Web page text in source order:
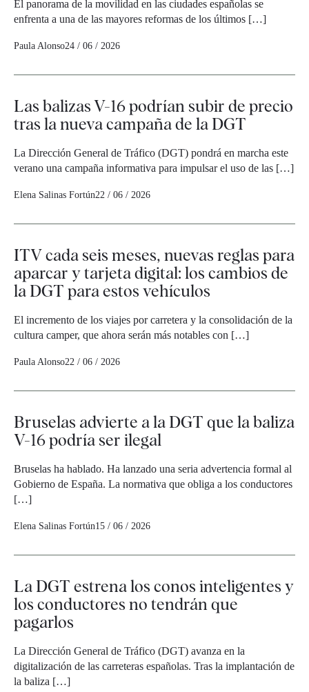
El panorama de la movilidad en las ciudades españolas se
enfrenta a una de las mayores reformas de los últimos […]
Paula Alonso24 / 06 / 2026
Las balizas V-16 podrían subir de precio
tras la nueva campaña de la DGT
La Dirección General de Tráfico (DGT) pondrá en marcha este
verano una campaña informativa para impulsar el uso de las […]
Elena Salinas Fortún22 / 06 / 2026
ITV cada seis meses, nuevas reglas para
aparcar y tarjeta digital: los cambios de
la DGT para estos vehículos
El incremento de los viajes por carretera y la consolidación de la
cultura camper, que ahora serán más notables con […]
Paula Alonso22 / 06 / 2026
Bruselas advierte a la DGT que la baliza
V-16 podría ser ilegal
Bruselas ha hablado. Ha lanzado una seria advertencia formal al
Gobierno de España. La normativa que obliga a los conductores
[…]
Elena Salinas Fortún15 / 06 / 2026
La DGT estrena los conos inteligentes y
los conductores no tendrán que
pagarlos
La Dirección General de Tráfico (DGT) avanza en la
digitalización de las carreteras españolas. Tras la implantación de
la baliza […]